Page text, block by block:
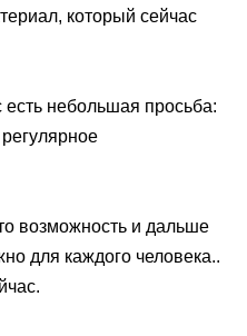
который сейчас
есть небольшая просьба:
возможность и дальше
для каждого человека..